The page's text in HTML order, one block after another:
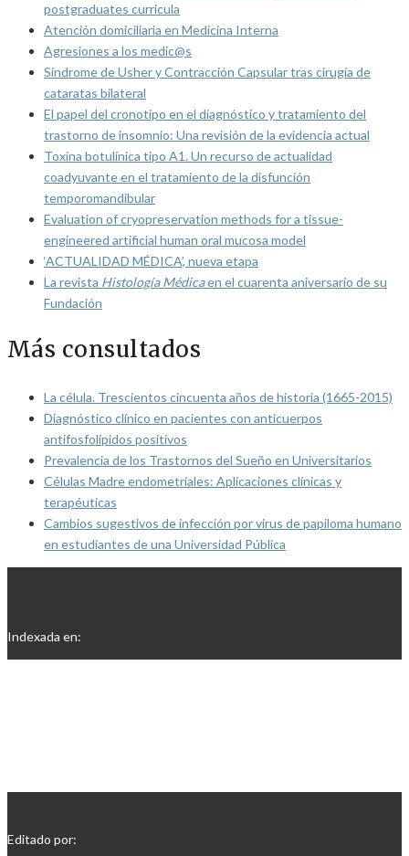
postgraduates curricula
Atención domiciliaria en Medicina Interna
Agresiones a los medic@s
Síndrome de Usher y Contracción Capsular tras cirugía de
cataratas bilateral
El papel del cronotipo en el diagnóstico y tratamiento del
trastorno de insomnio: Una revisión de la evidencia actual
Toxina botulínica tipo A1. Un recurso de actualidad
coadyuvante en el tratamiento de la disfunción
temporomandibular
Evaluation of cryopreservation methods for a tissue-
engineered artificial human oral mucosa model
‘ACTUALIDAD MÉDICA’, nueva etapa
La revista Histología Médicaen el cuarenta aniversario de su
Fundación
Más consultados
La célula. Trescientos cincuenta años de historia (1665-2015)
Diagnóstico clínico en pacientes con anticuerpos
antifosfolípidos positivos
Prevalencia de los Trastornos del Sueño en Universitarios
Células Madre endometriales: Aplicaciones clínicas y
terapéuticas
Cambios sugestivos de infección por virus de papiloma humano
en estudiantes de una Universidad Pública
Indexada en:
Editado por: